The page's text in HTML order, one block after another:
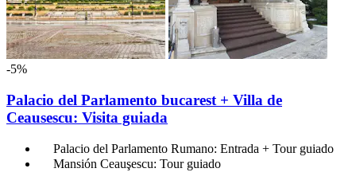
-5%
Palacio del Parlamento bucarest + Villa de
Ceausescu: Visita guiada
Palacio del Parlamento Rumano: Entrada + Tour guiado
Mansión Ceauşescu: Tour guiado